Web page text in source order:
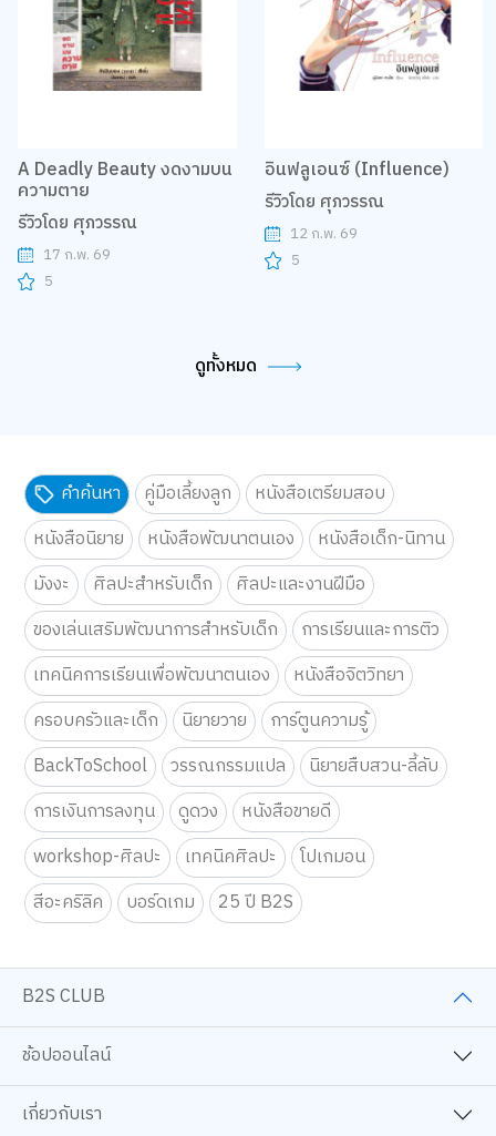
A Deadly Beauty งดงามบน
ความตาย
รีวิวโดย ศุภวรรณ
17 ก.พ. 69
5
อินฟลูเอนซ์ (Influence)
รีวิวโดย ศุภวรรณ
12 ก.พ. 69
5
ดูทั้งหมด
คำค้นหา คู่มือเลี้ยงลูก
หนังสือเตรียมสอบ
หนังสือนิยาย
หนังสือพัฒนาตนเอง
หนังสือเด็ก-นิทาน
มังงะ
ศิลปะสำหรับเด็ก
ศิลปะและงานฝีมือ
ของเล่นเสริมพัฒนาการสำหรับเด็ก
การเรียนและการติว
เทคนิคการเรียนเพื่อพัฒนาตนเอง
หนังสือจิตวิทยา
ครอบครัวและเด็ก
นิยายวาย
การ์ตูนความรู้
BackToSchool
วรรณกรรมแปล
นิยายสืบสวน-ลี้ลับ
การเงินการลงทุน
ดูดวง
หนังสือขายดี
workshop-ศิลปะ
เทคนิคศิลปะ
โปเกมอน
สีอะคริลิค
บอร์ดเกม 25 ปี B2S
B2S CLUB
ช้อปออนไลน์
เกี่ยวกับเรา